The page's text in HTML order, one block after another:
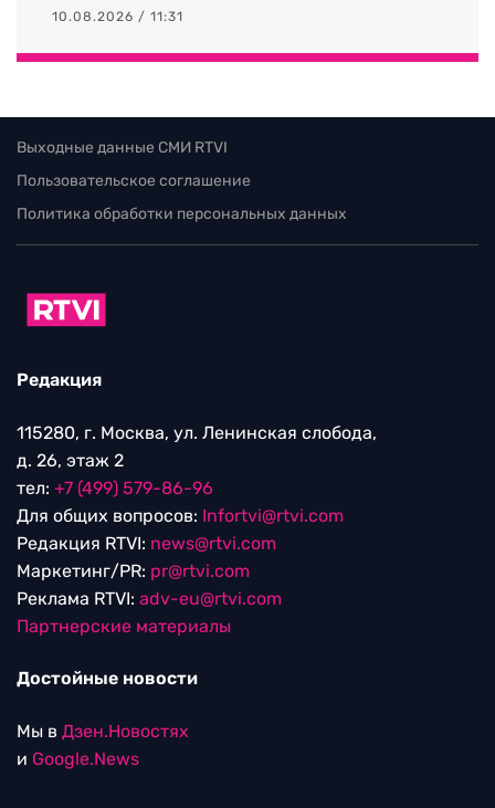
10.08.2026 / 11:31
Выходные данные СМИ RTVI
Пользовательское соглашение
Политика обработки персональных данных
Редакция
115280, г. Москва, ул. Ленинская слобода,
д. 26, этаж 2
тел: +7 (499) 579-86-96
Для общих вопросов: Infortvi@rtvi.com
Редакция RTVI: news@rtvi.com
Маркетинг/PR: pr@rtvi.com
Реклама RTVI: adv-eu@rtvi.com
Партнерские материалы
Достойные новости
Мы в Дзен.Новостях
и Google.News